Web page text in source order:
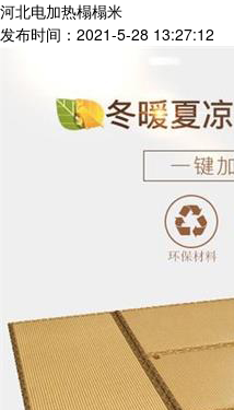
河北电加热榻榻米
发布时间：2021-5-28 13:27:12